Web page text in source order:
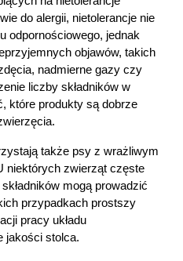
do alergii, nietolerancje nie
odpornościowego, jednak
objawów, takich
nadmierne gazy czy
liczby składników w
które produkty są dobrze
także psy z wrażliwym
niektórych zwierząt częste
mogą prowadzić
przypadkach prostszy
pracy układu
jakości stolca.